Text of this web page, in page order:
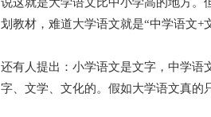
划教材，难道大学语文就是“中学语文+
还有人提出：小学语文是文字，中学语
字、文学、文化的。假如大学语文真的